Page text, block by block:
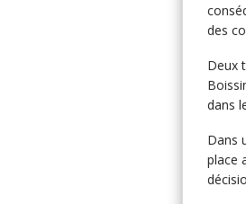
des
Deux
dans
Dans
place